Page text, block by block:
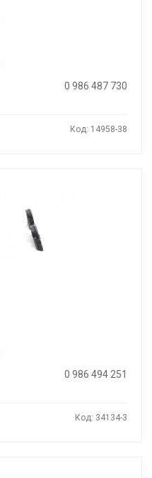
0 986 487 730
Код: 14958-38
0 986 494 251
Код: 34134-3